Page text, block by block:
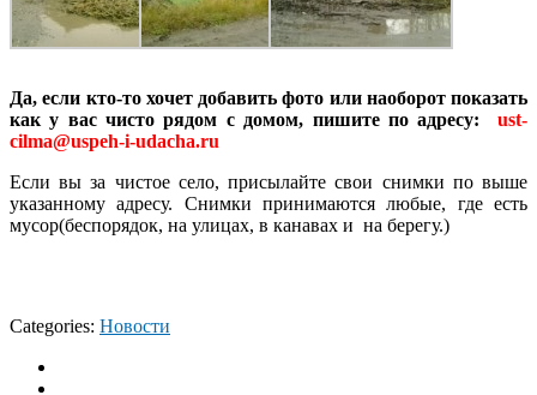
Да, если кто-то хочет добавить фото или наоборот показать
как у вас чисто рядом с домом, пишите по адресу:
ust-
cilma@uspeh-i-udacha.ru
Если вы за чистое село, присылайте свои снимки по выше
указанному адресу. Снимки принимаются любые, где есть
мусор(беспорядок, на улицах, в канавах и на берегу.)
Categories: Новости